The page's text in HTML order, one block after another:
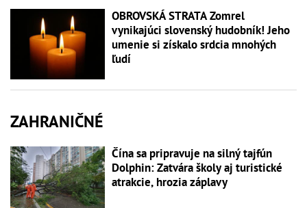
OBROVSKÁ STRATA Zomrel
vynikajúci slovenský hudobník! Jeho
umenie si získalo srdcia mnohých
ľudí
ZAHRANIČNÉ
Čína sa pripravuje na silný tajfún
Dolphin: Zatvára školy aj turistické
atrakcie, hrozia záplavy